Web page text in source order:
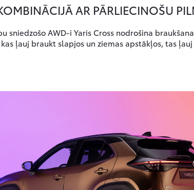
AR PĀRLIECINOŠU
sniedzošo AWD-i Yaris Cross nodrošina
ļauj braukt slapjos un ziemas apstākļos, tas